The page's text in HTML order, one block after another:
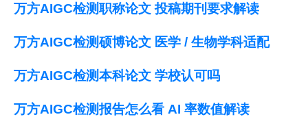
万方AIGC检测职称论文 投稿期刊要求解读
万方AIGC检测硕博论文 医学 / 生物学科适配
万方AIGC检测本科论文 学校认可吗
万方AIGC检测报告怎么看 AI 率数值解读